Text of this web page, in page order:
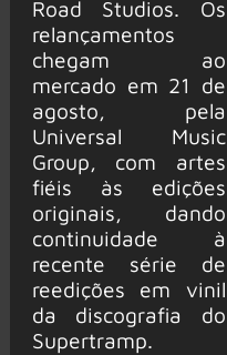
Road Studios. Os
relançamentos
chegam ao
mercado em 21 de
agosto, pela
Universal Music
Group, com artes
fiéis às edições
originais, dando
continuidade à
recente série de
reedições em vinil
da discografia do
Supertramp.